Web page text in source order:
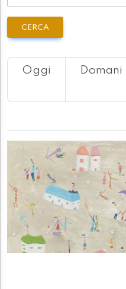
CERCA
Oggi Domani